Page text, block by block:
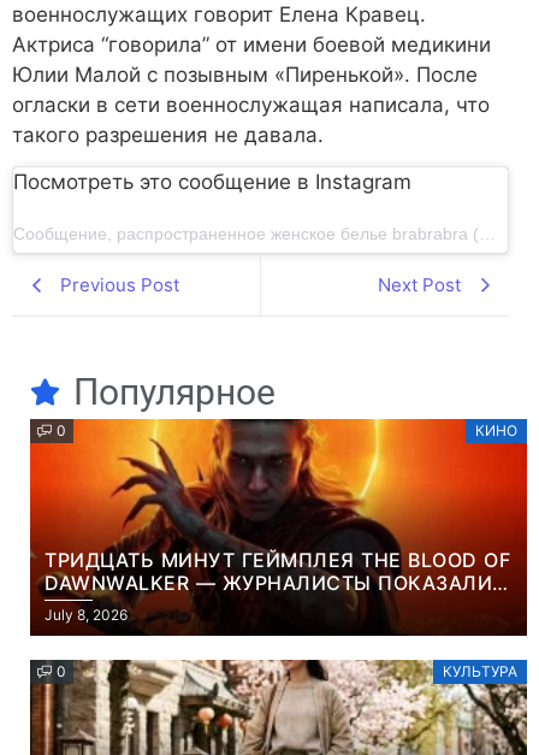
военнослужащих говорит Елена Кравец.
Актриса “говорила” от имени боевой медикини
Юлии Малой с позывным «Пиренькой». После
огласки в сети военнослужащая написала, что
такого разрешения не давала.
Посмотреть это сообщение в Instagram
Сообщение, распространенное женское белье brabrabra (@brabrabra.ua)
Previous Post Next Post
Популярное
0 КИНО
ТРИДЦАТЬ МИНУТ ГЕЙМПЛЕЯ THE BLOOD OF
DAWNWALKER — ЖУРНАЛИСТЫ ПОКАЗАЛИ
НАЧАЛО НОВОЙ ИГРЫ ОТ ВЕТЕРАНОВ CD
PROJEKT RED
July 8, 2026
0 КУЛЬТУРА